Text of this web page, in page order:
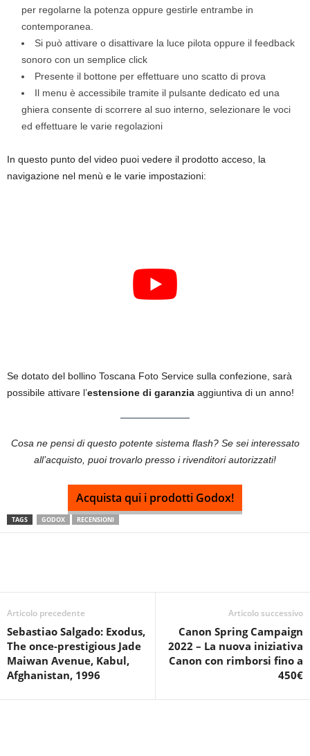
per regolarne la potenza oppure gestirle entrambe in
contemporanea.
Si può attivare o disattivare la luce pilota oppure il feedback
sonoro con un semplice click
Presente il bottone per effettuare uno scatto di prova
Il menu è accessibile tramite il pulsante dedicato ed una
ghiera consente di scorrere al suo interno, selezionare le voci
ed effettuare le varie regolazioni
In questo punto del video puoi vedere il prodotto acceso, la
navigazione nel menù e le varie impostazioni:
Se dotato del bollino Toscana Foto Service sulla confezione, sarà
possibile attivare l’estensione di garanzia aggiuntiva di un anno!
Cosa ne pensi di questo potente sistema flash? Se sei interessato
all’acquisto, puoi trovarlo presso i rivenditori autorizzati!
Acquista qui i prodotti Godox!
TAGS GODOX RECENSIONI
Articolo precedente
Sebastiao Salgado: Exodus,
The once-prestigious Jade
Maiwan Avenue, Kabul,
Afghanistan, 1996
Articolo successivo
Canon Spring Campaign
2022 – La nuova iniziativa
Canon con rimborsi fino a
450€